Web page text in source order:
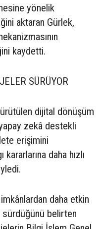
yönelik
aktaran Gürlek,
kaydetti.
SÜRÜYOR
dijital dönüşüm
zekâ destekli
erişimini
daha hızlı
daha etkin
sürdüğünü belirten